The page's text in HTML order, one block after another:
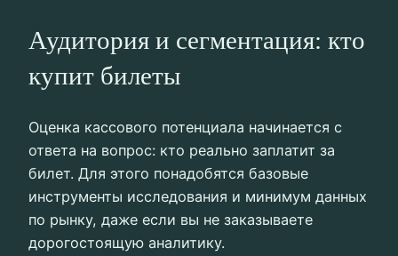
Аудитория и сегментация: кто
купит билеты
Оценка кассового потенциала начинается с
ответа на вопрос: кто реально заплатит за
билет. Для этого понадобятся базовые
инструменты исследования и минимум данных
по рынку, даже если вы не заказываете
дорогостоящую аналитику.